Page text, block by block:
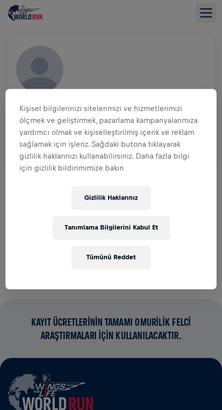
ITA
TAKIM
DESPAR
BAĞIŞ TOPLAMAYA GENEL BAKIŞ
omurilik felci araştırmaları için kullanılacak.
KAYIT ÜCRETLERİNİN TAMAMI OMURİLİK FELCİ
ARAŞTIRMALARI İÇİN KULLANILACAKTIR.
Kişisel bilgilerinizi sitelerimizi ve hizmetlerimizi
ölçmek ve geliştirmek, pazarlama kampanyalarımıza
yardımcı olmak ve kişiselleştirilmiş içerik ve reklam
sağlamak için işleriz. Sağdaki butona tıklayarak
gizlilik haklarınızı kullanabilirsiniz. Daha fazla bilgi
için gizlilik bildirimimize bakın
Gizlilik Haklarınız
Tümünü Reddet
Tanımlama Bilgilerini Kabul Et